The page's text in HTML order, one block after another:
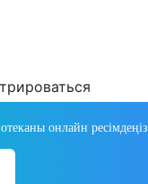
онлайн ресімдеңіз